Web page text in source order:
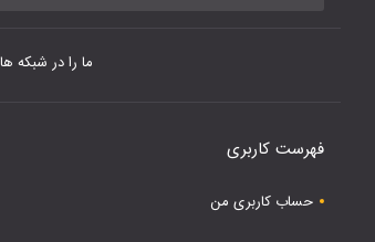
ما را در شبکه
فهرست کاربری
حساب کاربری من